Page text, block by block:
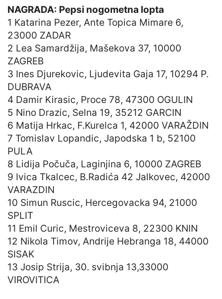
NAGRADA: Pepsi nogometna lopta
1 Katarina Pezer, Ante Topica Mimare 6,
23000 ZADAR
2 Lea Samardžija, Mašekova 37, 10000
ZAGREB
3 Ines Djurekovic, Ljudevita Gaja 17, 10294 P.
DUBRAVA
4 Damir Kirasic, Proce 78, 47300 OGULIN
5 Nino Drazic, Selna 19, 35212 GARCIN
6 Matija Hrkac, F.Kurelca 1, 42000 VARAŽDIN
7 Tomislav Lopandic, Japodska 1 b, 52100
PULA
8 Lidija Počuča, Laginjina 6, 10000 ZAGREB
9 Ivica Tkalcec, B.Radića 42 Jalkovec, 42000
VARAZDIN
10 Simun Ruscic, Hercegovacka 94, 21000
SPLIT
11 Emil Curic, Mestroviceva 8, 22300 KNIN
12 Nikola Timov, Andrije Hebranga 18, 44000
SISAK
13 Josip Strija, 30. svibnja 13,33000
VIROVITICA